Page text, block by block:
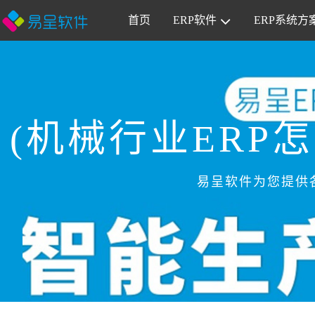
首页 ERP软件 ERP系统方
(机械行业ERP
易呈软件为您提供